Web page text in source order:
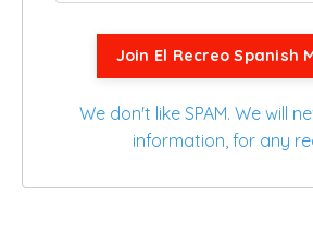
Join El Recreo Spanish
We don't like SPAM. We will
information, for any